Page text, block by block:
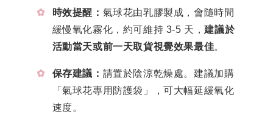
✿ 時效提醒： 氣球花由乳膠製成，會隨時間
緩慢氧化霧化，約可維持 3-5 天，建議於
活動當天或前一天取貨視覺效果最佳。
✿ 保存建議： 請置於陰涼乾燥處。建議加購
「氣球花專用防護袋」，可大幅延緩氧化
速度。